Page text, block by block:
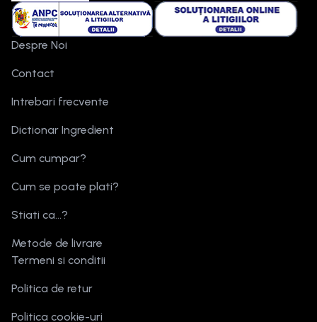
Despre Noi
Contact
Intrebari frecvente
Dictionar Ingredient
Cum cumpar?
Cum se poate plati?
Stiati ca...?
Metode de livrare
Termeni si conditii
Politica de retur
Politica cookie-uri